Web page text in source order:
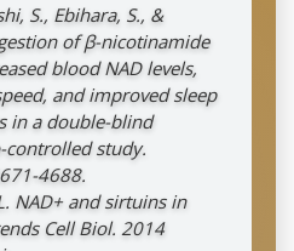
S., Ebihara, S., &
of β-nicotinamide
blood NAD levels,
and improved sleep
in a double-blind
controlled study.
4688.
NAD+ and sirtuins in
Cell Biol. 2014